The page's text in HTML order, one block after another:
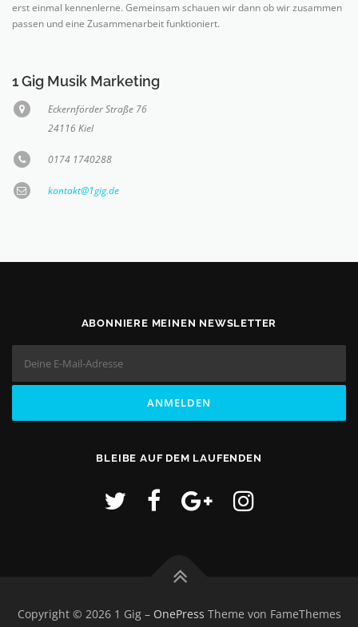
erst einmal kennenlerne. Gemeinsam schauen wir dann ob wir zusammen
passen und eine Zusammenarbeit funktioniert.
1 Gig Musik Marketing
Eckernförder Straße 76
24116 Kiel
0174 1740288
kontakt@1gig.de
ABONNIERE MEINEN NEWSLETTER
BLEIBE AUF DEM LAUFENDEN
Copyright © 2026 1 Gig – OnePress Theme von FameThemes